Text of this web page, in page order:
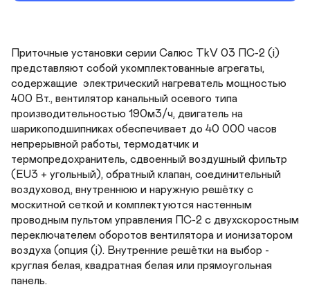
Приточные установки серии Салюс TkV 03 ПС-2 (i)
представляют собой укомплектованные агрегаты,
содержащие  электрический нагреватель мощностью
400 Вт., вентилятор канальный осевого типа
производительностью 190м3/ч, двигатель на
шарикоподшипниках обеспечивает до 40 000 часов
непрерывной работы, термодатчик и
термопредохранитель, сдвоенный воздушный фильтр
(EU3 + угольный), обратный клапан, соединительный
воздуховод, внутреннюю и наружную решётку с
москитной сеткой и комплектуются настенным
проводным пультом управления ПС-2 с двухскоростным
переключателем оборотов вентилятора и ионизатором
воздуха (опция (i). Внутренние решётки на выбор -
круглая белая, квадратная белая или прямоугольная
панель.